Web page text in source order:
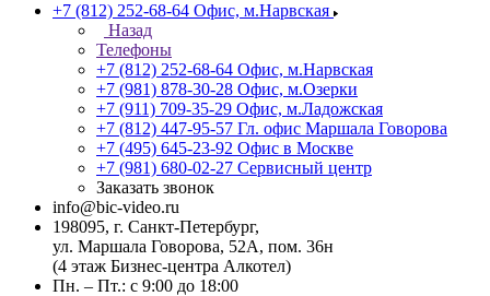
+7 (812) 252-68-64 Офис, м.Нарвская
Назад
Телефоны
+7 (812) 252-68-64 Офис, м.Нарвская
+7 (981) 878-30-28 Офис, м.Озерки
+7 (911) 709-35-29 Офис, м.Ладожская
+7 (812) 447-95-57 Гл. офис Маршала Говорова
+7 (495) 645-23-92 Офис в Москве
+7 (981) 680-02-27 Сервисный центр
Заказать звонок
info@bic-video.ru
198095, г. Санкт-Петербург,
ул. Маршала Говорова, 52А, пом. 36н
(4 этаж Бизнес-центра Алкотел)
Пн. – Пт.: с 9:00 до 18:00